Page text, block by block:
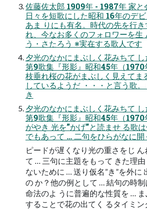
佐藤佐太郎 1909年 - 1987年 家と
日々を短歌にした昭和 16年のデ
あま りにも有名。時代の先を行
れ、今なお多くのフォロワーを生
う・さたろう ※実在する歌人です
夕光のなかにまぶしく花みちて
第9歌集『形影』昭和45年（1970
枝垂れ桜の花がまぶしく見えてま
しているようだ ・・・と言う歌
き
夕光のなかにまぶしく花みちて
第9歌集『形影』昭和45年（1970
がやき 光を”かげ”と読ませ る歌
でもあって … 二句をひらがなに開
ピードが遅くなり光の重さをじ ん
て … 三句に主題をもって きた理由
ないために … 送り仮名”き”を外に
の か？他の例として … 結句の時
命法のよ うに普遍的な性質を …
することで花の出てく るタイミ